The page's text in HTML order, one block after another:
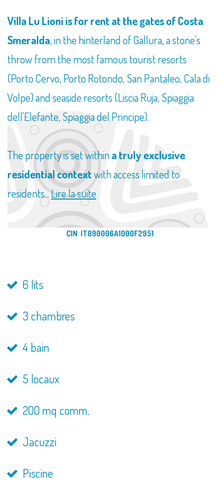
​Villa Lu Lioni is for rent at the gates of Costa
Smeralda, in the hinterland of Gallura, a stone's
throw from the most famous tourist resorts
(Porto Cervo, Porto Rotondo, San Pantaleo, Cala di
Volpe) and seaside resorts (Liscia Ruja, Spiaggia
dell'Elefante, Spiaggia del Principe).
The property is set withina truly exclusive
residential contextwith access limited to
residents...Lire la suite
CIN IT090006A1000F2951
6 lits
3 chambres
4 bain
5 locaux
200 mq comm.
Jacuzzi
Piscine